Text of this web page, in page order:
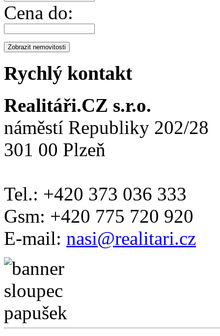
Cena do:
Rychlý kontakt
Realitáři.CZ s.r.o.
náměstí Republiky 202/28
301 00 Plzeň
Tel.: +420 373 036 333
Gsm: +420 775 720 920
E-mail: nasi@realitari.cz